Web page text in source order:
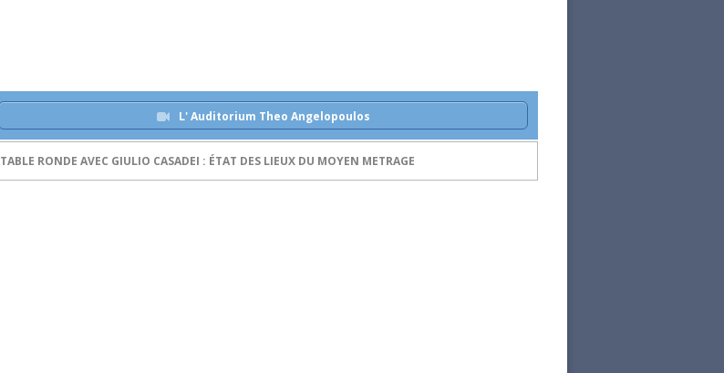
L' Auditorium Theo Angelopoulos
TABLE RONDE AVEC GIULIO CASADEI : ÉTAT DES LIEUX DU MOYEN METRAGE